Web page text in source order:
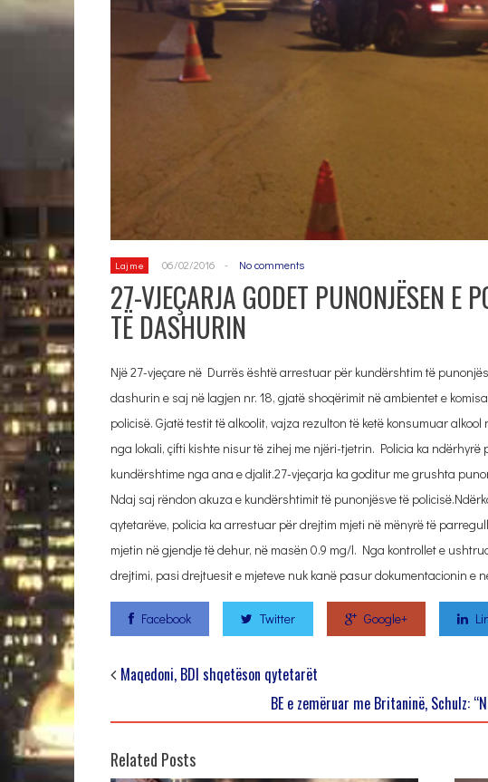
Lajme 06/02/2016 - No comments
27-VJEÇARJA GODET PUNONJËSEN E
TË DASHURIN
Një 27-vjeçare në Durrës është arrestuar për kundërshtim të
dashurin e saj në lagjen nr. 18, gjatë shoqërimit në ambientet e
policisë. Gjatë testit të alkoolit, vajza rezulton të ketë konsumuar
nga lokali, çifti kishte nisur të zihej me njëri-tjetrin. Policia ka
kundërshtime nga ana e djalit.27-vjeçarja ka goditur me grushta
Ndaj saj rëndon akuza e kundërshtimit të punonjësve të
qytetarëve, policia ka arrestuar për drejtim mjeti në mënyrë të
mjetin në gjendje të dehur, në masën 0.9 mg/l. Nga kontrollet e
drejtimi, pasi drejtuesit e mjeteve nuk kanë pasur dokumentacionin e
Facebook Twitter Google+
Maqedoni, BDI shqetëson qytetarët
BE e zemëruar me Britaninë, Schulz:
Related Posts